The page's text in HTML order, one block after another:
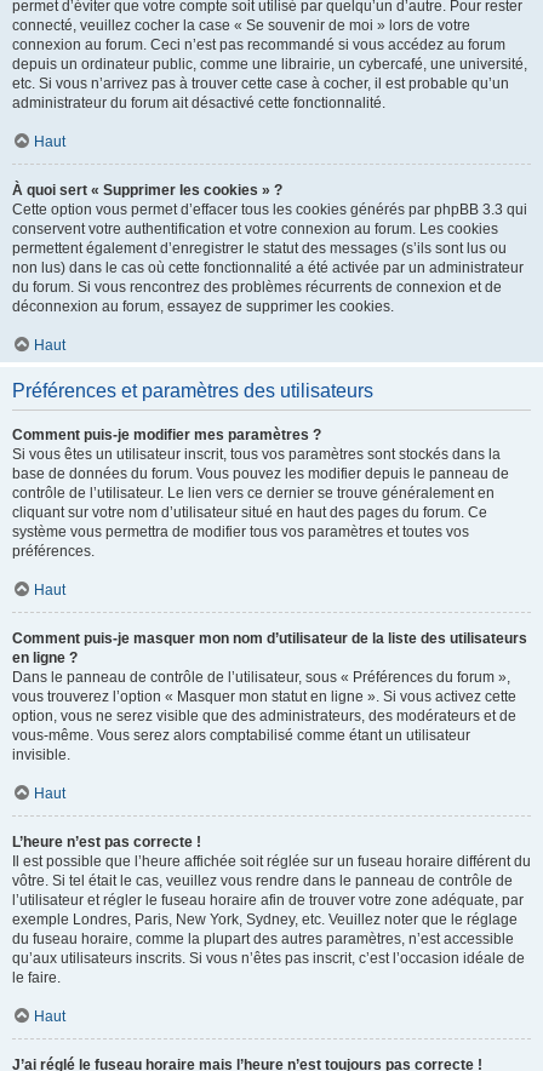
permet d’éviter que votre compte soit utilisé par quelqu’un d’autre. Pour rester
connecté, veuillez cocher la case « Se souvenir de moi » lors de votre
connexion au forum. Ceci n’est pas recommandé si vous accédez au forum
depuis un ordinateur public, comme une librairie, un cybercafé, une université,
etc. Si vous n’arrivez pas à trouver cette case à cocher, il est probable qu’un
administrateur du forum ait désactivé cette fonctionnalité.
Haut
À quoi sert « Supprimer les cookies » ?
Cette option vous permet d’effacer tous les cookies générés par phpBB 3.3 qui
conservent votre authentification et votre connexion au forum. Les cookies
permettent également d’enregistrer le statut des messages (s’ils sont lus ou
non lus) dans le cas où cette fonctionnalité a été activée par un administrateur
du forum. Si vous rencontrez des problèmes récurrents de connexion et de
déconnexion au forum, essayez de supprimer les cookies.
Haut
Préférences et paramètres des utilisateurs
Comment puis-je modifier mes paramètres ?
Si vous êtes un utilisateur inscrit, tous vos paramètres sont stockés dans la
base de données du forum. Vous pouvez les modifier depuis le panneau de
contrôle de l’utilisateur. Le lien vers ce dernier se trouve généralement en
cliquant sur votre nom d’utilisateur situé en haut des pages du forum. Ce
système vous permettra de modifier tous vos paramètres et toutes vos
préférences.
Haut
Comment puis-je masquer mon nom d’utilisateur de la liste des utilisateurs
en ligne ?
Dans le panneau de contrôle de l’utilisateur, sous « Préférences du forum »,
vous trouverez l’option « Masquer mon statut en ligne ». Si vous activez cette
option, vous ne serez visible que des administrateurs, des modérateurs et de
vous-même. Vous serez alors comptabilisé comme étant un utilisateur
invisible.
Haut
L’heure n’est pas correcte !
Il est possible que l’heure affichée soit réglée sur un fuseau horaire différent du
vôtre. Si tel était le cas, veuillez vous rendre dans le panneau de contrôle de
l’utilisateur et régler le fuseau horaire afin de trouver votre zone adéquate, par
exemple Londres, Paris, New York, Sydney, etc. Veuillez noter que le réglage
du fuseau horaire, comme la plupart des autres paramètres, n’est accessible
qu’aux utilisateurs inscrits. Si vous n’êtes pas inscrit, c’est l’occasion idéale de
le faire.
Haut
J’ai réglé le fuseau horaire mais l’heure n’est toujours pas correcte !